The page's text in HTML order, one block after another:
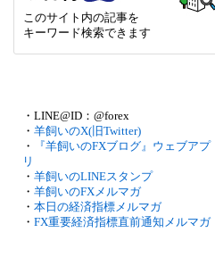
このサイト内の記事を
キーワード検索できます
・LINE@ID：@forex
・ 羊飼いのX(旧Twitter)
・
『羊飼いのFXブログ』ウェブアプ
リ
・ 羊飼いのLINEスタンプ
・ 羊飼いのFXメルマガ
・ 本日の経済指標メルマガ
・ FX重要経済指標直前通知メルマガ